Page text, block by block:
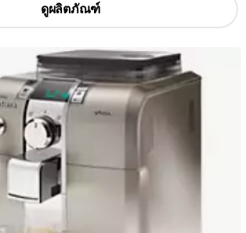
ดูผลิตภัณฑ์